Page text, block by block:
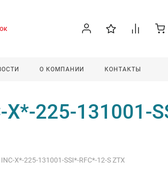
О КОМПАНИИ КОНТАКТЫ
225-131001-
X*-225-131001-SSI*-RFC*-12-S ZTX